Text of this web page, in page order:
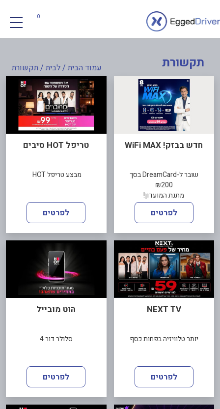
0
עמוד הבית /לבית / תקשורת תקשורת
חדש בבזק! WiFi MAX
שובר ל-DreamCard בסך
₪200
מתנת המועדון!
לפרטים
טריפל HOT סיבים
מבצע טריפל HOT
לפרטים
NEXT TV
יותר טלוויזיה בפחות כסף
לפרטים
הוט מובייל
סלולר דור 4
לפרטים